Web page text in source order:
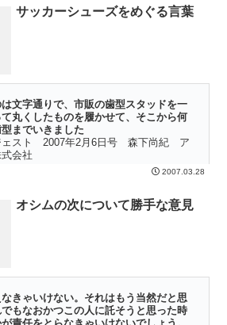
サッカーシューズをめぐる言葉
文字通りで、市販の歯型スタッドを一
丸くしたものを履かせて、そこから何
までいきました
ェスト 2007年2月6日号 森下尚紀 ア
会社
ーシューズの工場を見学した。その時の話
ンドの工場だから、さぞや大きい建物だろ
2007.03.28
オシムの次について勝手な意見
きゃいけない。それはもう当然だと思
もなおかつこの人に託そうと思った時